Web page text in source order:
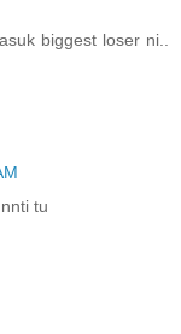
biggest loser ni..
tu